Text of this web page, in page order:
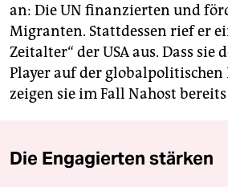
an: Die UN finanzierten und
Migranten. Stattdessen rief er
Zeitalter“ der USA aus. Dass sie
Player auf der globalpolitischen
zeigen sie im Fall Nahost
Die Engagierten stärken